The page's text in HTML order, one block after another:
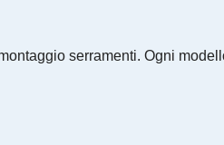
serramenti. Ogni